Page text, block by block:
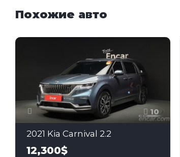
Похожие авто
10
2021 Kia Carnival 2.2
12,300$